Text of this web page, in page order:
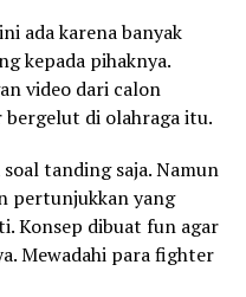
ada karena banyak
kepada pihaknya.
video dari calon
bergelut di olahraga itu.
tanding saja. Namun
pertunjukkan yang
Konsep dibuat fun agar
Mewadahi para fighter